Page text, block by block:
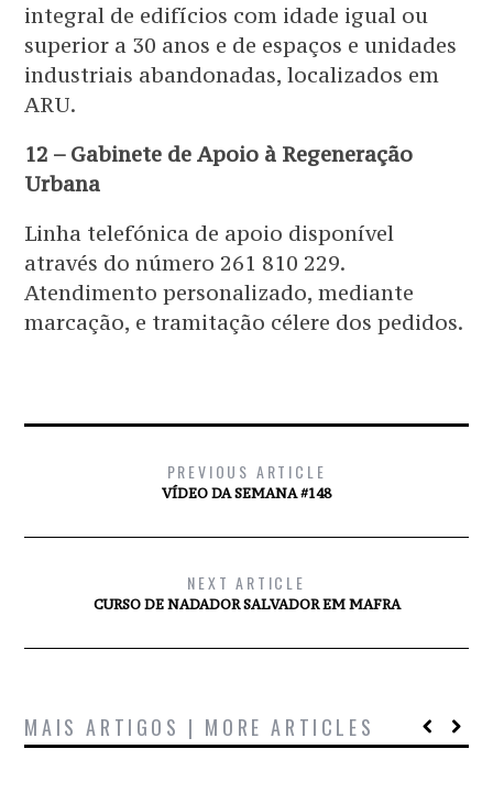
integral de edifícios com idade igual ou
superior a 30 anos e de espaços e unidades
industriais abandonadas, localizados em
ARU.
12 – Gabinete de Apoio à Regeneração
Urbana
Linha telefónica de apoio disponível
através do número 261 810 229.
Atendimento personalizado, mediante
marcação, e tramitação célere dos pedidos.
PREVIOUS ARTICLE
VÍDEO DA SEMANA #148
NEXT ARTICLE
CURSO DE NADADOR SALVADOR EM MAFRA
MAIS ARTIGOS | MORE ARTICLES